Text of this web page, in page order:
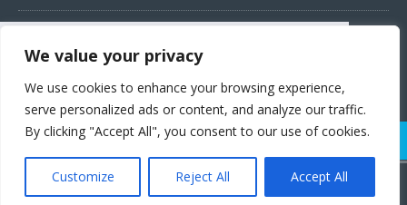
Συνεχίζοντας σε αυτό τον ιστότοπο
αποδέχεστε την χρήση των cookies
σύμφωνα με τους όρους χρήσης.
Όροι χρήσης
Συμφωνώ
We value your privacy
We use cookies to enhance your browsing experience,
serve personalized ads or content, and analyze our traffic.
By clicking "Accept All", you consent to our use of cookies.
Customize Reject All Accept All
ενημερώσεων στα Windows 10
© 2011 - 2017 | Techster.gr | Με την υποστήριξη τωνWordPress.org
καιFusioned.net